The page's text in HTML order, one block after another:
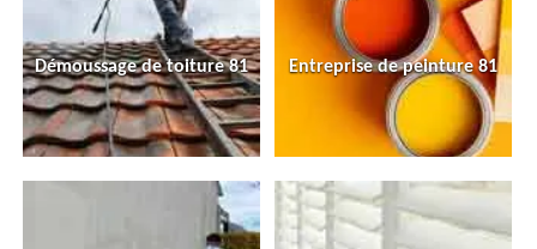
Démoussage de toiture 81 Entreprise de peinture 81